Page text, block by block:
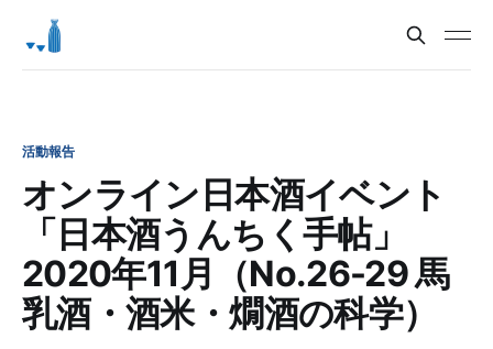
活動報告
オンライン日本酒イベント
「日本酒うんちく手帖」
2020年11月（No.26-29 馬
乳酒・酒米・燗酒の科学）